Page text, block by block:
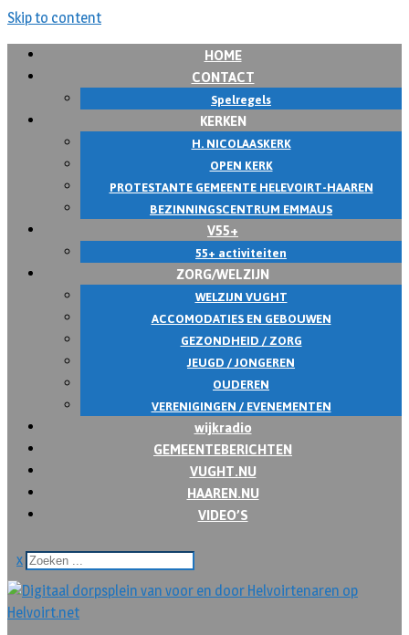
Skip to content
HOME
CONTACT
Spelregels
KERKEN
H. NICOLAASKERK
OPEN KERK
PROTESTANTE GEMEENTE HELEVOIRT-HAAREN
BEZINNINGSCENTRUM EMMAUS
V55+
55+ activiteiten
ZORG/WELZIJN
WELZIJN VUGHT
ACCOMODATIES EN GEBOUWEN
GEZONDHEID / ZORG
JEUGD / JONGEREN
OUDEREN
VERENIGINGEN / EVENEMENTEN
wijkradio
GEMEENTEBERICHTEN
VUGHT.NU
HAAREN.NU
VIDEO’S
x